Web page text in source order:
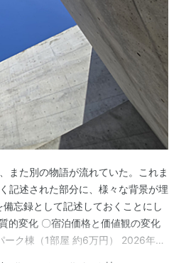
また別の物語が流れていた。これま
記述された部分に、様々な背景が埋
忘録として記述しておくことにし
変化 〇宿泊価格と価値観の変化
ク棟（1部屋 約6万円） 2026年：